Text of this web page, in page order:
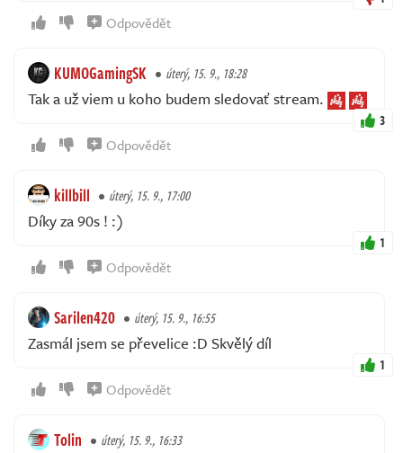
Odpovědět
KUMOGamingSK úterý, 15. 9., 18:28
Tak a už viem u koho budem sledovať stream.
3
Odpovědět
killbill úterý, 15. 9., 17:00
Díky za 90s ! :)
1
Odpovědět
Sarilen420 úterý, 15. 9., 16:55
Zasmál jsem se převelice :D Skvělý díl
1
Odpovědět
Tolin úterý, 15. 9., 16:33